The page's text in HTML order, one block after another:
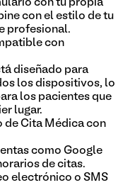
con tu propia
con el estilo de tu
profesional.
con
diseñado para
los dispositivos, lo
los pacientes que
lugar.
de Cita Médica con
como Google
de citas.
electrónico o SMS